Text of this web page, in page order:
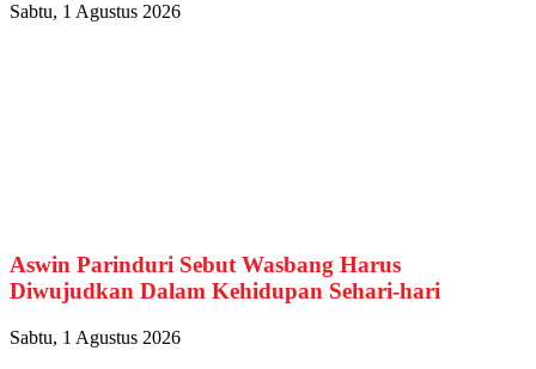
Sabtu, 1 Agustus 2026
Aswin Parinduri Sebut Wasbang Harus
Diwujudkan Dalam Kehidupan Sehari-hari
Sabtu, 1 Agustus 2026